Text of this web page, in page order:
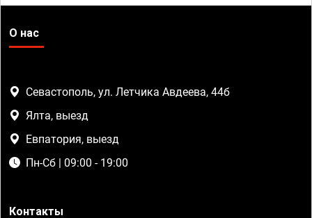
О нас
Севастополь, ул. Летчика Авдеева, 44б
Ялта, выезд
Евпатория, выезд
Пн-Сб | 09:00 - 19:00
Контакты